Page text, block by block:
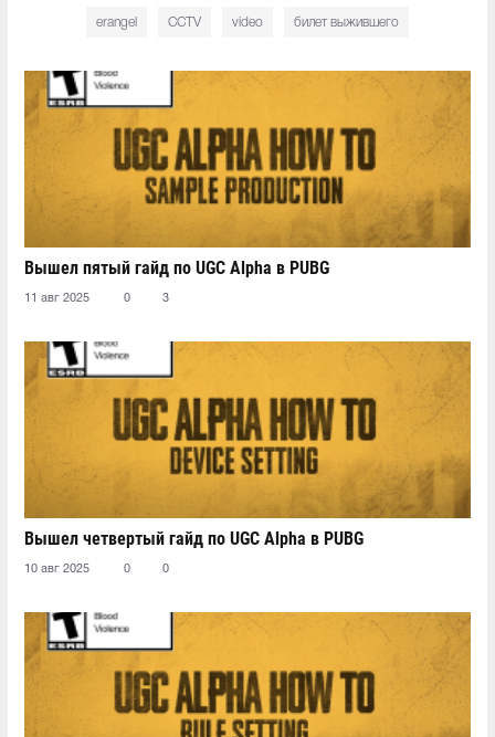
erangel CCTV video билет выжившего
Вышел пятый гайд по UGC Alpha в PUBG
11 авг 2025 0 3
Вышел четвертый гайд по UGC Alpha в PUBG
10 авг 2025 0 0